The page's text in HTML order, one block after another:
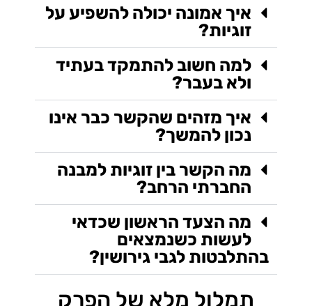
איך אמונה יכולה להשפיע על
זוגיות?
למה חשוב להתמקד בעתיד
ולא בעבר?
איך מזהים שהקשר כבר אינו
נכון להמשך?
מה הקשר בין זוגיות למבנה
החברתי הרחב?
מה הצעד הראשון שכדאי
לעשות כשנמצאים
בהתלבטות לגבי גירושין?
תמלול מלא של הפרק